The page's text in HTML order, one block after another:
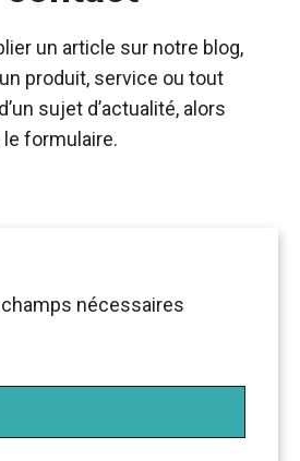
un article sur notre blog,
produit, service ou tout
sujet d’actualité, alors
formulaire.
nécessaires